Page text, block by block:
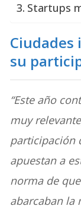
Startups
su
“Este año
muy
participación
apuestan a
norma de
abarcaban la